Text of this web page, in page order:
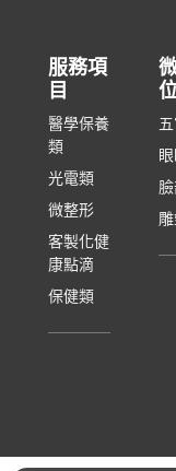
服務項
目
醫學保養
類
光電類
微整形
客製化健
康點滴
保健類